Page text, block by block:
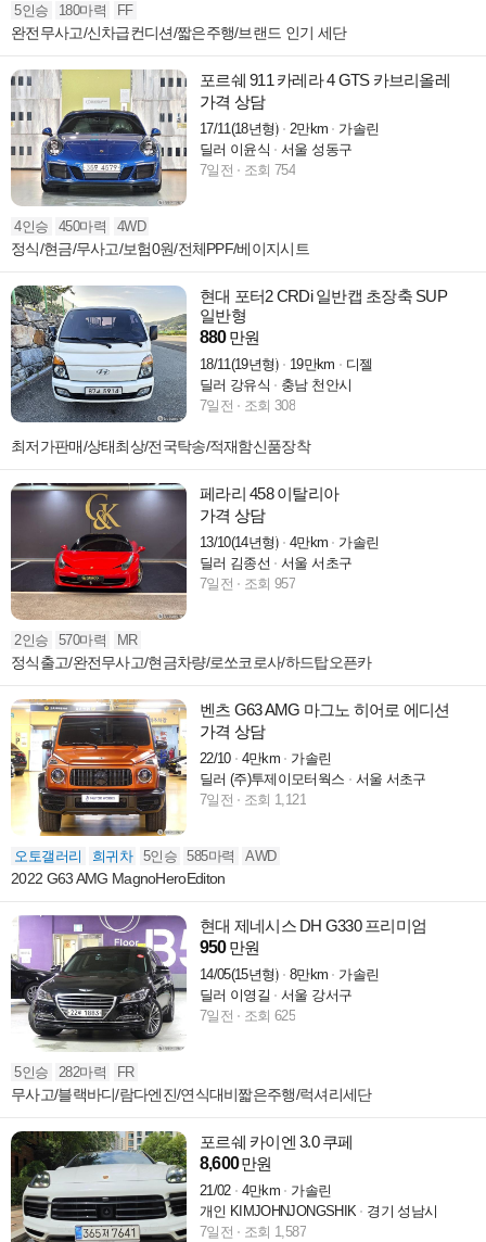
5인승 180마력 FF
완전무사고/신차급컨디션/짧은주행/브랜드 인기 세단
포르쉐 911 카레라 4 GTS 카브리올레
가격 상담
17/11(18년형) 2만km
가솔린
딜러 이윤식
서울 성동구
7일전
조회 754
4인승 450마력 4WD
정식/현금/무사고/보험0원/전체PPF/베이지시트
현대 포터2 CRDi 일반캡 초장축 SUP
일반형
880만원
18/11(19년형) 19만km
디젤
딜러 강유식
충남 천안시
7일전
조회 308
최저가판매/상태최상/전국탁송/적재함신품장착
페라리 458 이탈리아
가격 상담
13/10(14년형) 4만km
가솔린
딜러 김종선
서울 서초구
7일전
조회 957
2인승 570마력 MR
정식출고/완전무사고/현금차량/로쏘코로사/하드탑오픈카
벤츠 G63 AMG 마그노 히어로 에디션
가격 상담
22/10 4만km
가솔린
딜러 (주)투제이모터웍스
서울 서초구
7일전
조회 1,121
오토갤러리 희귀차 5인승 585마력 AWD
2022 G63 AMG MagnoHeroEditon
현대 제네시스 DH G330 프리미엄
950만원
14/05(15년형) 8만km
가솔린
딜러 이영길
서울 강서구
7일전
조회 625
5인승 282마력 FR
무사고/블랙바디/람다엔진/연식대비짧은주행/럭셔리세단
포르쉐 카이엔 3.0 쿠페
8,600만원
21/02 4만km
가솔린
개인 KIMJOHNJONGSHIK
경기 성남시
7일전
조회 1,587